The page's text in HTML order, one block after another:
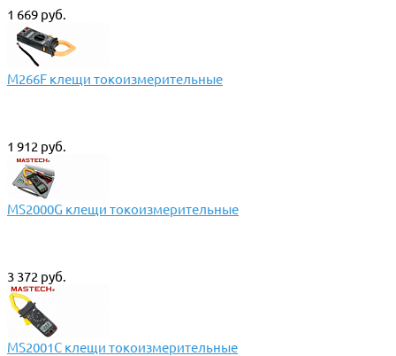
1 669 руб.
M266F клещи токоизмерительные
1 912 руб.
MS2000G клещи токоизмерительные
3 372 руб.
MS2001C клещи токоизмерительные